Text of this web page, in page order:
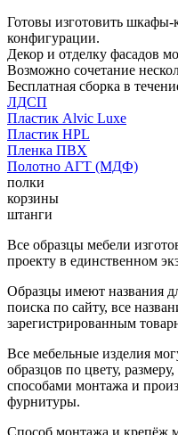
Готовы изготовить шкафы-
конфигурации.
Декор и отделку фасадов
Возможно сочетание
Бесплатная сборка в
ЛДСП
Пластик Alvic Luxe
Пластик HPL
Пленка ПВХ
Полотно АГТ (МДФ)
полки
корзины
штанги
Все образцы мебели
проекту в единственном
Образцы имеют названия
поиска по сайту, все
зарегистрированным
Все мебельные изделия
образцов по цвету,
способами монтажа и
фурнитуры.
Способ монтажа и крепёж